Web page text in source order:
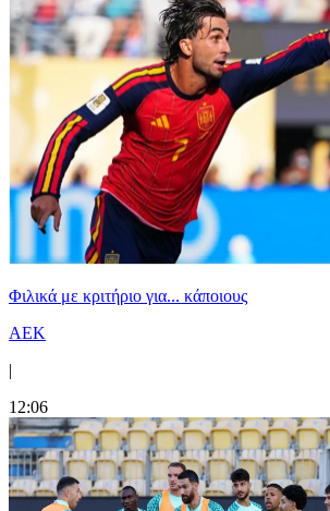
Φιλικά με κριτήριο για... κάποιους
ΑΕΚ
|
12:06